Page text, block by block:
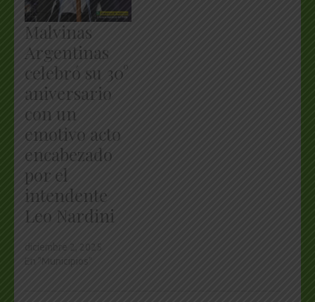
Malvinas
Argentinas
celebró su 30°
aniversario
con un
emotivo acto
encabezado
por el
intendente
Leo Nardini